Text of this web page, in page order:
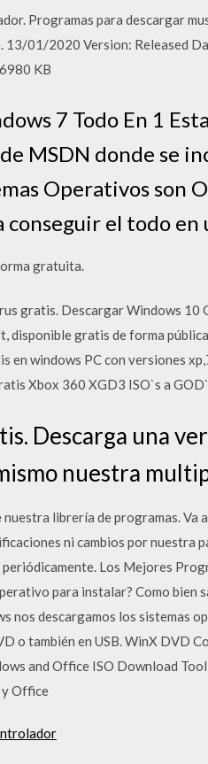
Programas para descargar
01/2020 Version: Released
KB
7 Todo En 1
MSDN donde se
Operativos son
el todo en
gratuita.
gratis. Descargar Windows 10
gratis de forma
windows PC con versiones
Xbox 360 XGD3 ISO`s a
Descarga una
nuestra
librería de programas. Va
ni cambios por nuestra
Los Mejores
para instalar? Como bien
nos descargamos los sistemas
o también en USB. WinX DVD
and Office ISO Download
y Office